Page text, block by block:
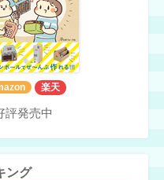
楽天
評発売中
ング